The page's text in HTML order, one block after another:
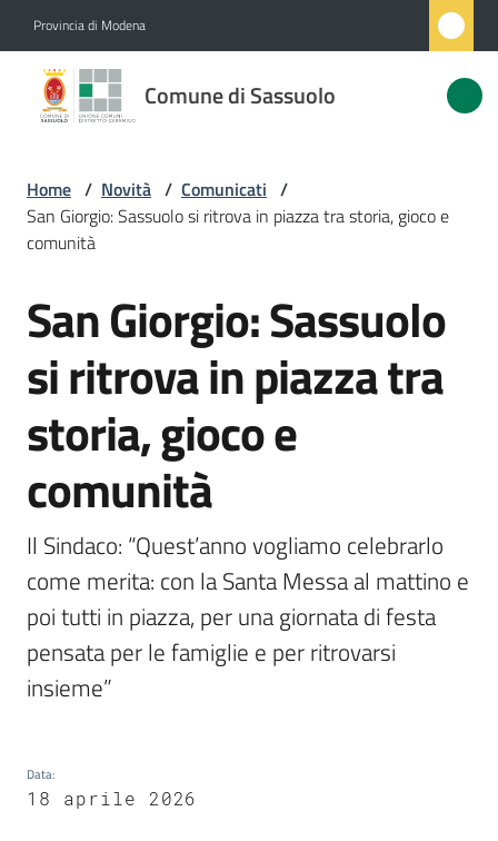
Provincia di Modena
Comune di Sassuolo
Comune
di
Amministrazione
Novità
Menu selezionato
Servizi
Vivere
Sassuolo
A
l
l
e
r
m
e
Home / Novità / Comunicati /
San Giorgio: Sassuolo si ritrova in piazza tra storia, gioco e
comunità
Salta al contenuto
San Giorgio: Sassuolo
si ritrova in piazza tra
storia, gioco e
comunità
Il Sindaco: “Quest’anno vogliamo celebrarlo
come merita: con la Santa Messa al mattino e
poi tutti in piazza, per una giornata di festa
pensata per le famiglie e per ritrovarsi
insieme”
Data:
18 aprile 2026